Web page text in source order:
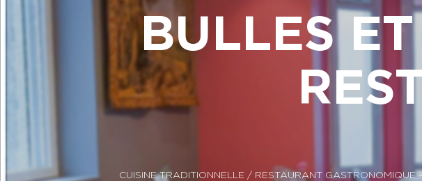
BULLES
CUISINE TRADITIONNELLE / RESTAURANT GASTRONOMIQUE